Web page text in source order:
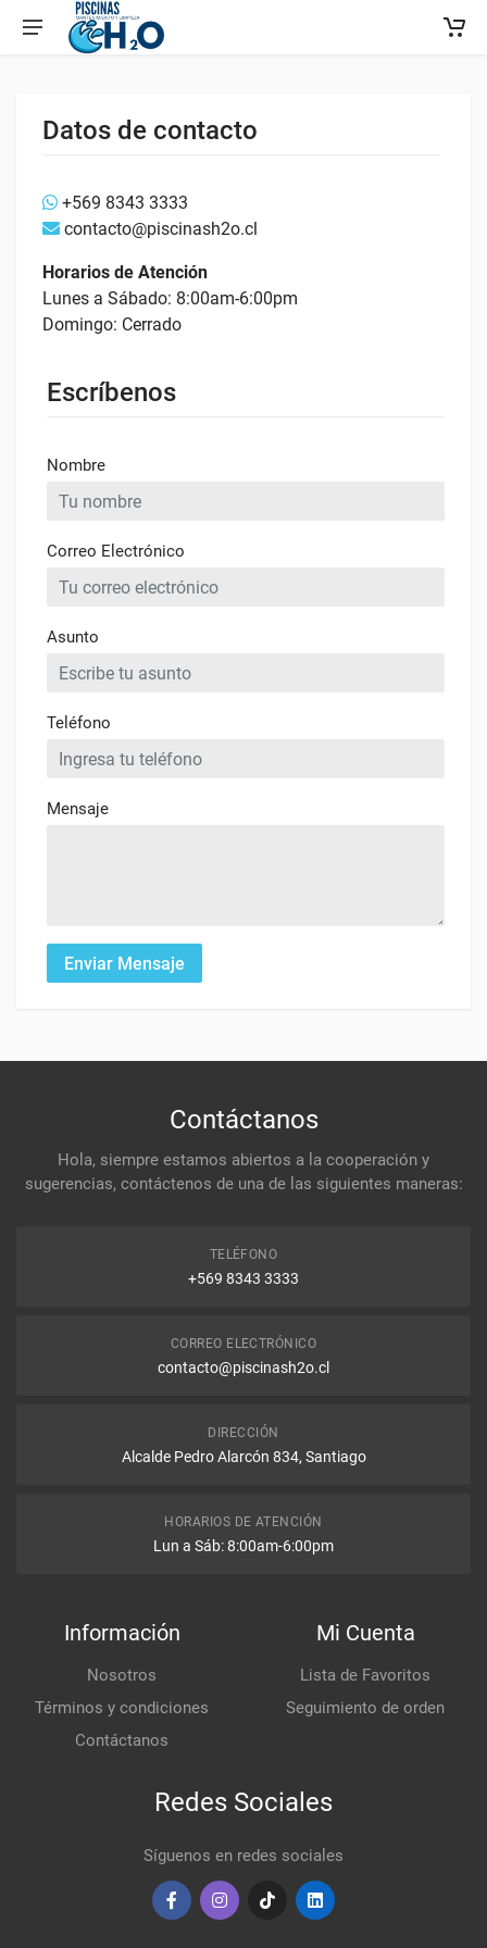
Datos de contacto
+569 8343 3333
contacto@piscinash2o.cl
Horarios de Atención
Lunes a Sábado: 8:00am-6:00pm
Domingo: Cerrado
Escríbenos
Nombre
Correo Electrónico
Asunto
Teléfono
Mensaje
Enviar Mensaje
Contáctanos
Hola, siempre estamos abiertos a la cooperación y
sugerencias, contáctenos de una de las siguientes maneras:
TELÉFONO
+569 8343 3333
CORREO ELECTRÓNICO
contacto@piscinash2o.cl
DIRECCIÓN
Alcalde Pedro Alarcón 834, Santiago
HORARIOS DE ATENCIÓN
Lun a Sáb: 8:00am-6:00pm
Información
Nosotros
Términos y condiciones
Contáctanos
Mi Cuenta
Lista de Favoritos
Seguimiento de orden
Redes Sociales
Síguenos en redes sociales